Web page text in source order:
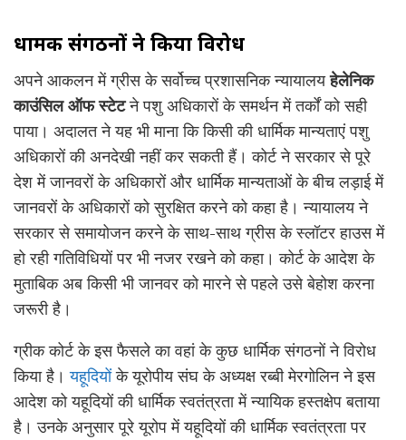
धार्मिक संगठनों ने किया विरोध
अपने आकलन में ग्रीस के सर्वोच्च प्रशासनिक न्यायालयहेलेनिक
काउंसिल ऑफ स्टेटने पशु अधिकारों के समर्थन में तर्कों को सही
पाया। अदालत ने यह भी माना कि किसी की धार्मिक मान्यताएं पशु
अधिकारों की अनदेखी नहीं कर सकती हैं। कोर्ट ने सरकार से पूरे
देश में जानवरों के अधिकारों और धार्मिक मान्यताओं के बीच लड़ाई में
जानवरों के अधिकारों को सुरक्षित करने को कहा है। न्यायालय ने
सरकार से समायोजन करने के साथ-साथ ग्रीस के स्लॉटर हाउस में
हो रही गतिविधियों पर भी नजर रखने को कहा। कोर्ट के आदेश के
मुताबिक अब किसी भी जानवर को मारने से पहले उसे बेहोश करना
जरूरी है।
ग्रीक कोर्ट के इस फैसले का वहां के कुछ धार्मिक संगठनों ने विरोध
किया है।यहूदियोंके यूरोपीय संघ के अध्यक्ष रब्बी मेरगोलिन ने इस
आदेश को यहूदियों की धार्मिक स्वतंत्रता में न्यायिक हस्तक्षेप बताया
है। उनके अनुसार पूरे यूरोप में यहूदियों की धार्मिक स्वतंत्रता पर